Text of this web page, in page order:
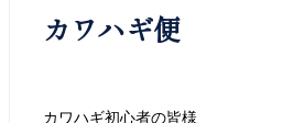
カワハギ便
カワハギ初心者の皆様